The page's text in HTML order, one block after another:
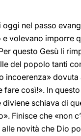
oggi nel passo
e volevano imporre
questo Gesù li
del popolo tanti
incoerenza» dovuta
fare così!». In
diviene schiava di
Finisce che «non
novità che Dio